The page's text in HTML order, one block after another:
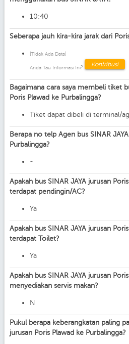
10:40
Seberapa jauh kira-kira jarak dari
[Tidak Ada Data]
Anda Tau Informasi Ini? Kontribusi
Bagaimana cara saya membeli tiket
Poris Plawad ke Purbalingga?
Tiket dapat dibeli di terminal/
Berapa no telp Agen bus SINAR
Purbalingga?
-
Apakah bus SINAR JAYA jurusan
terdapat pendingin/AC?
Ya
Apakah bus SINAR JAYA jurusan
terdapat Toilet?
Ya
Apakah bus SINAR JAYA jurusan
menyediakan servis makan?
N
Pukul berapa keberangkatan paling
jurusan Poris Plawad ke Purbalingga?